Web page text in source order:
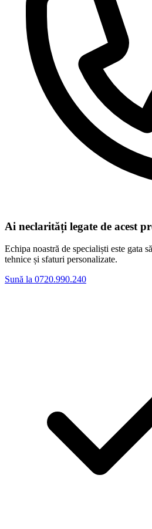
Ai neclarități legate de acest
Echipa noastră de specialiști este gata
tehnice și sfaturi personalizate.
Sună la 0720.990.240